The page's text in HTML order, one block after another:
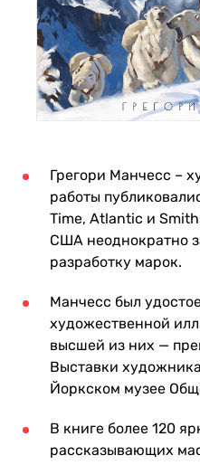
Грегори Манчесс –
работы
Time, Atlantic и
США неоднократно
разработку марок.
Манчесс был
художественной
высшей из них —
Выставки
Йоркском музее
В книге более 120
рассказывающих